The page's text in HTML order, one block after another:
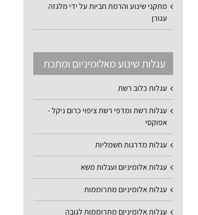
מתקני שינוע והרמת חביות על ידי מלגזה
עגורן
עגלות שינוע מאלומיניום ומתכת
עגלות כלוב רשת
עגלות רשת ומדפי רשת ציפוי כרום ניקל -
אפוקסי
עגלות מדרגות חשמליות
עגלות אלומיניום ועגלות משא
עגלות אלומיניום מתרוממות
עגלות אלומיניום מתרוממות לגובה